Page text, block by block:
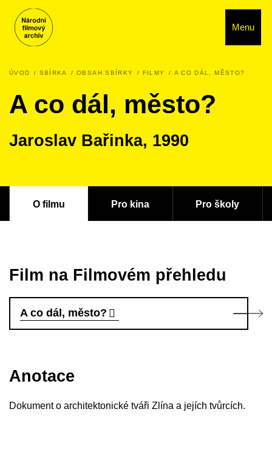
Menu
ÚVOD SBÍRKA OBSAH SBÍRKY FILMY A CO DÁL, MĚSTO?
A co dál, město?
Jaroslav Bařinka, 1990
O filmu Pro kina Pro školy
Film na Filmovém přehledu
A co dál, město?
Anotace
Dokument o architektonické tváři Zlína a jejích tvůrcích.